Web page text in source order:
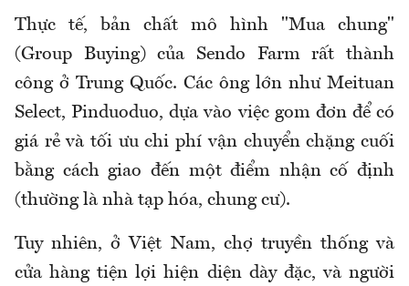
Thực tế, bản chất mô hình "Mua chung"
(Group Buying) của Sendo Farm rất thành
công ở Trung Quốc. Các ông lớn như Meituan
Select, Pinduoduo, dựa vào việc gom đơn để có
giá rẻ và tối ưu chi phí vận chuyển chặng cuối
bằng cách giao đến một điểm nhận cố định
(thường là nhà tạp hóa, chung cư).
Tuy nhiên, ở Việt Nam, chợ truyền thống và
cửa hàng tiện lợi hiện diện dày đặc, và người